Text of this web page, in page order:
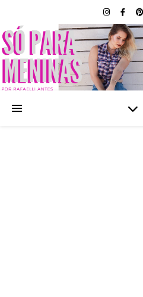
SÓ PARA
BLOG